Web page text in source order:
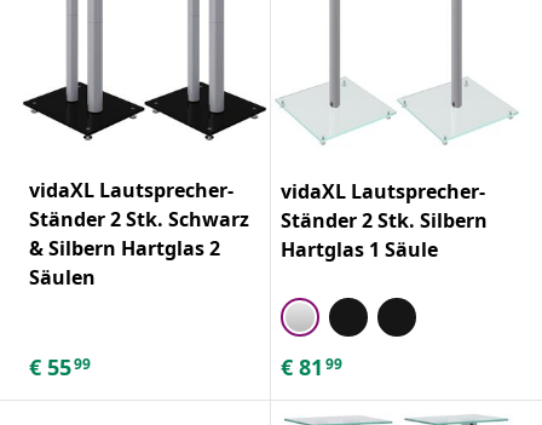
vidaXL Lautsprecher-
Ständer 2 Stk. Schwarz
& Silbern Hartglas 2
Säulen
€ 5599
vidaXL Lautsprecher-
Ständer 2 Stk. Silbern
Hartglas 1 Säule
€ 81 99